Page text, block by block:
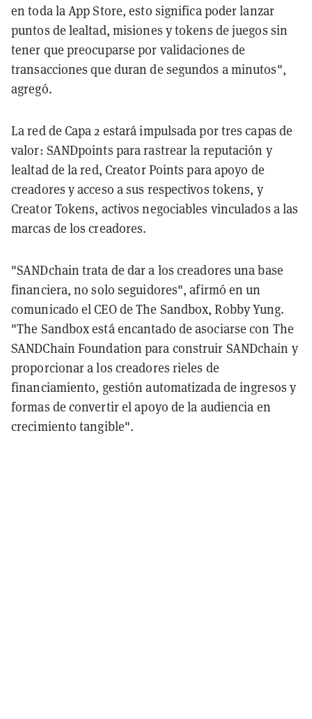
en toda la App Store, esto significa poder lanzar
puntos de lealtad, misiones y tokens de juegos sin
tener que preocuparse por validaciones de
transacciones que duran de segundos a minutos",
agregó.
La red de Capa 2 estará impulsada por tres capas de
valor: SANDpoints para rastrear la reputación y
lealtad de la red, Creator Points para apoyo de
creadores y acceso a sus respectivos tokens, y
Creator Tokens, activos negociables vinculados a las
marcas de los creadores.
"SANDchain trata de dar a los creadores una base
financiera, no solo seguidores", afirmó en un
comunicado el CEO de The Sandbox, Robby Yung.
"The Sandbox está encantado de asociarse con The
SANDChain Foundation para construir SANDchain y
proporcionar a los creadores rieles de
financiamiento, gestión automatizada de ingresos y
formas de convertir el apoyo de la audiencia en
crecimiento tangible".